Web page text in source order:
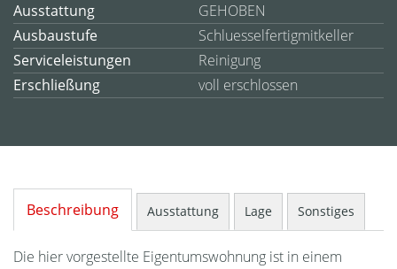
Ausstattung
GEHOBEN
Ausbaustufe
Schluesselfertigmitkeller
Serviceleistungen
Reinigung
Erschließung
voll erschlossen
Beschreibung Ausstattung Lage Sonstiges
Die hier vorgestellte Eigentumswohnung ist in einem